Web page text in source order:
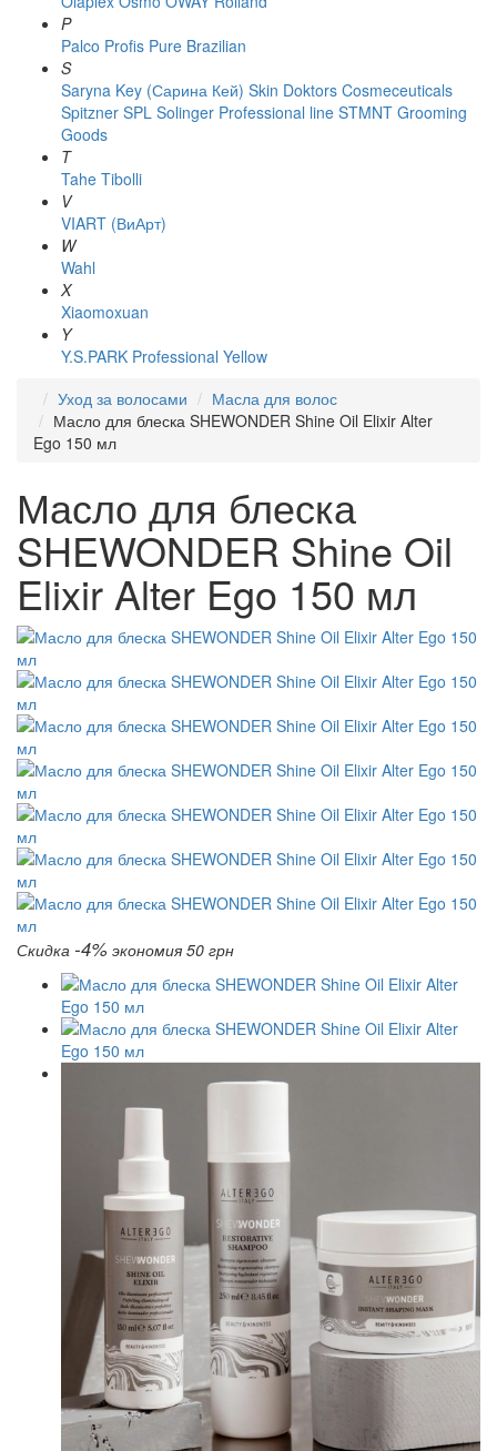
P
Palco Profis Pure Brazilian
S
Saryna Key (Сарина Кей) Skin Doktors Cosmeceuticals
Spitzner SPL Solinger Professional line STMNT Grooming
Goods
T
Tahe Tibolli
V
VIART (ВиАрт)
W
Wahl
X
Xiaomoxuan
Y
Y.S.PARK Professional Yellow
Уход за волосами
Масла для волос
Масло для блеска SHEWONDER Shine Oil Elixir Alter
Ego 150 мл
Масло для блеска
SHEWONDER Shine Oil
Elixir Alter Ego 150 мл
Скидка -4% экономия 50 грн